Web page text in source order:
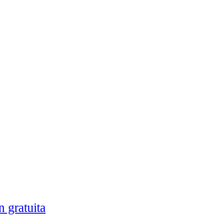
gratuita